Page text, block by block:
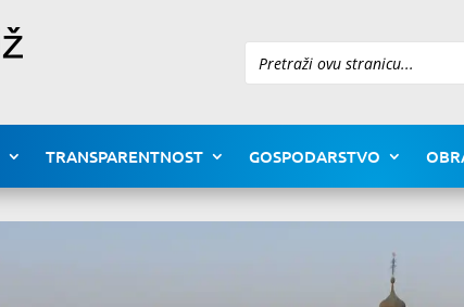
Pretraži
TRANSPARENTNOST GOSPODARSTVO